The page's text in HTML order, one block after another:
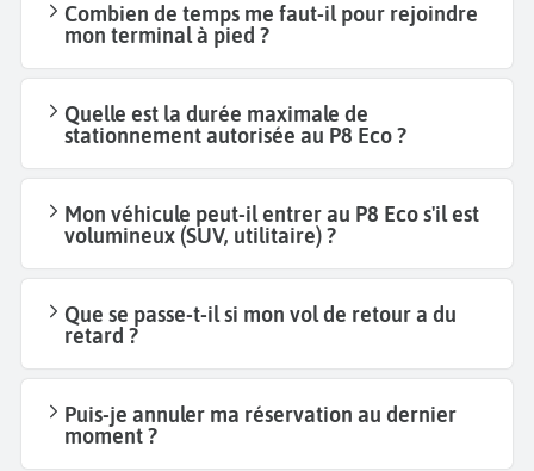
Combien de temps me faut-il pour rejoindre
mon terminal à pied ?
Quelle est la durée maximale de
stationnement autorisée au P8 Eco ?
Mon véhicule peut-il entrer au P8 Eco s'il est
volumineux (SUV, utilitaire) ?
Que se passe-t-il si mon vol de retour a du
retard ?
Puis-je annuler ma réservation au dernier
moment ?